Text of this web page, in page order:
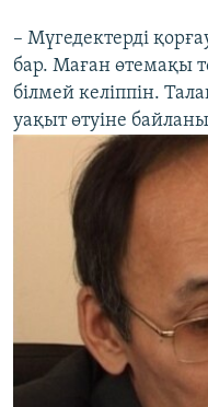
– Мүгедектерді
бар. Маған өтемақы
білмей келіппін.
уақыт өтуіне